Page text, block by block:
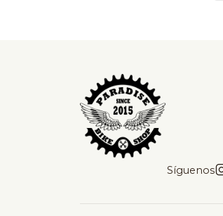
Síguenos